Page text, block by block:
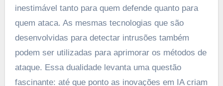
inestimável tanto para quem defende quanto para
quem ataca. As mesmas tecnologias que são
desenvolvidas para detectar intrusões também
podem ser utilizadas para aprimorar os métodos de
ataque. Essa dualidade levanta uma questão
fascinante: até que ponto as inovações em IA criam